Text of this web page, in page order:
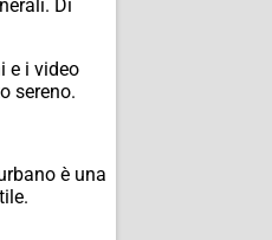
Di
e i video
sereno.
è una